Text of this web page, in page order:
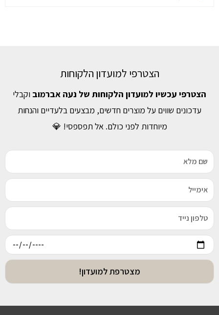
הצטרפי למועדון הלקוחות
הצטרפי עכשיו למועדון הלקוחות של נעה אברמוב וקבלי
עדכונים שווים על מוצרים חדשים, מבצעים בלעדיים והנחות
מיוחדות לפני כולם. אל תפספסי! 💎
מצטרפת למועדון!